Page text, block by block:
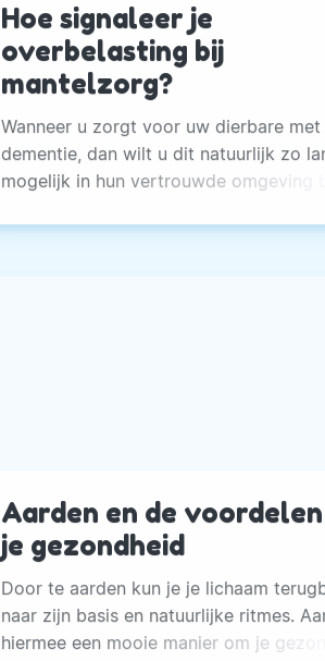
Hoe signaleer je
overbelasting bij
mantelzorg?
Wanneer u zorgt voor uw dierbare met
dementie, dan wilt u dit natuurlijk zo
mogelijk in hun vertrouwde omgeving
Aarden en de
je gezondheid
Door te aarden kun je je lichaam
naar zijn basis en natuurlijke ritmes.
hiermee een mooie manier om je